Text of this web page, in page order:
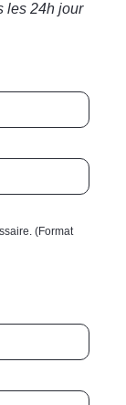
les 24h jour
(Format